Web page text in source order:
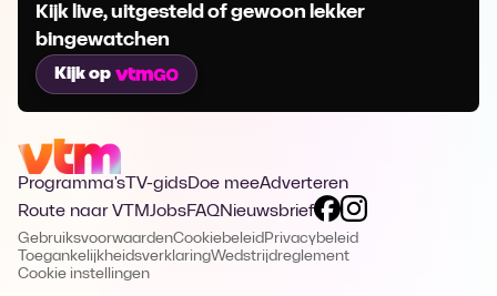
Kijk live, uitgesteld of gewoon lekker
bingewatchen
Kijk op
Programma's TV-gidsDoe meeAdverteren
Route naar VTMJobsFAQNieuwsbrief
GebruiksvoorwaardenCookiebeleid Privacybeleid
ToegankelijkheidsverklaringWedstrijdreglement
Cookie instellingen